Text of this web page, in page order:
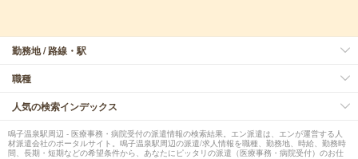
勤務地 / 路線・駅
職種
人気の検索インデックス
鳴子温泉駅周辺 - 医療事務・病院受付の派遣情報の検索結果。エン派遣は、エンが運営する人
材派遣会社のポータルサイト。鳴子温泉駅周辺の派遣/求人情報を職種、勤務地、時給、勤務時
間、長期・短期などの希望条件から、あなたにピッタリの派遣（医療事務・病院受付）のお仕